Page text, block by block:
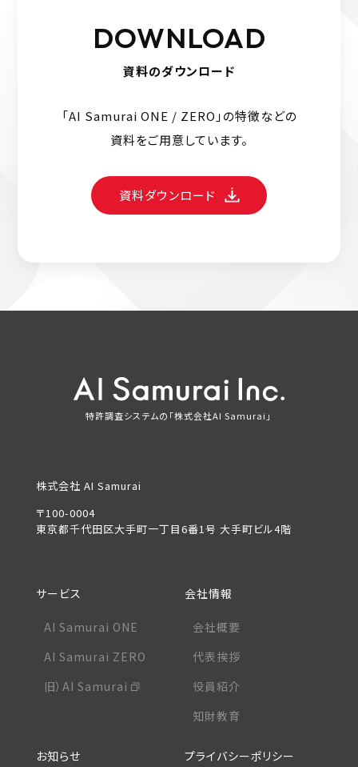
DOWNLOAD
資料のダウンロード
「AI Samurai ONE / ZERO」の特徴などの
資料をご用意しています。
資料ダウンロード
特許調査システムの「株式会社AI Samurai」
株式会社 AI Samurai
〒100-0004
東京都千代田区大手町一丁目6番1号 大手町ビル4階
サービス
AI Samurai ONE
AI Samurai ZERO
旧）AI Samurai
会社情報
会社概要
代表挨拶
役員紹介
知財教育
お知らせ プライバシーポリシー